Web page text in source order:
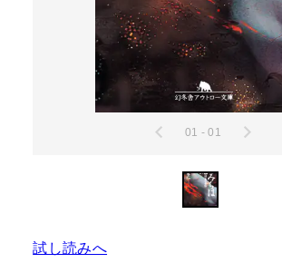
01 - 01
試し読みへ